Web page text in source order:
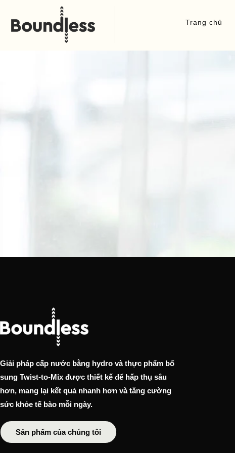
Trang chủ
Giải pháp cấp nước bằng hydro và thực phẩm bổ
sung Twist-to-Mix được thiết kế để hấp thụ sâu
hơn, mang lại kết quả nhanh hơn và tăng cường
sức khỏe tế bào mỗi ngày.
Sản phẩm của chúng tôi